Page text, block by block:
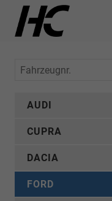
Fahrzeugnr.
AUDI
CUPRA
DACIA
FORD